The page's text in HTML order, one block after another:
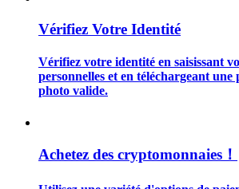
Vérifiez Votre Identité
Vérifiez votre identité en saisissant
personnelles et en téléchargeant une
photo valide.
Achetez des cryptomonnaies！